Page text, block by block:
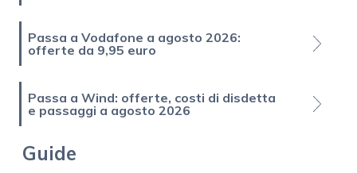
Passa a Vodafone a agosto 2026:
offerte da 9,95 euro
Passa a Wind: offerte, costi di disdetta
e passaggi a agosto 2026
Guide